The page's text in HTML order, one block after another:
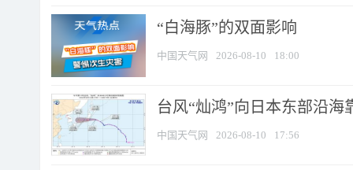
​“白海豚”的双面影响
中国天气网 2026-08-10 18:00
台风“灿鸿”向日本东部沿海
中国天气网 2026-08-10 17:56